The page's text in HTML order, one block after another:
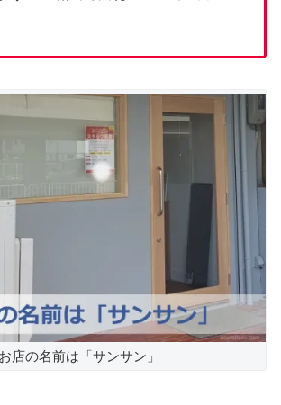
お店の名前は「サンサン」